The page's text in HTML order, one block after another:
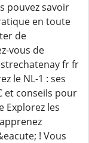
pouvez savoir
en toute
de
vous de
fr fr
le NL-1 : ses
et conseils pour
Explorez les
! Vous